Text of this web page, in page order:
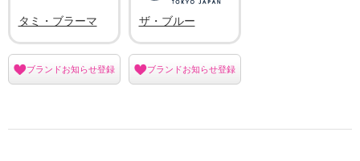
タミ・ブラーマ
ブランドお知らせ登録
ザ・ブルー
ブランドお知らせ登録